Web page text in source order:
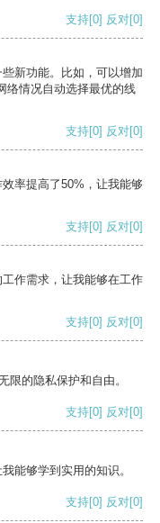
支持[0] 反对[0]
新功能。比如，可以增加
络情况自动选择最优的线
支持[0] 反对[0]
率提高了50%，让我能够
支持[0] 反对[0]
作需求，让我能够在工作
支持[0] 反对[0]
限的隐私保护和自由。
支持[0] 反对[0]
能够学到实用的知识。
支持[0] 反对[0]